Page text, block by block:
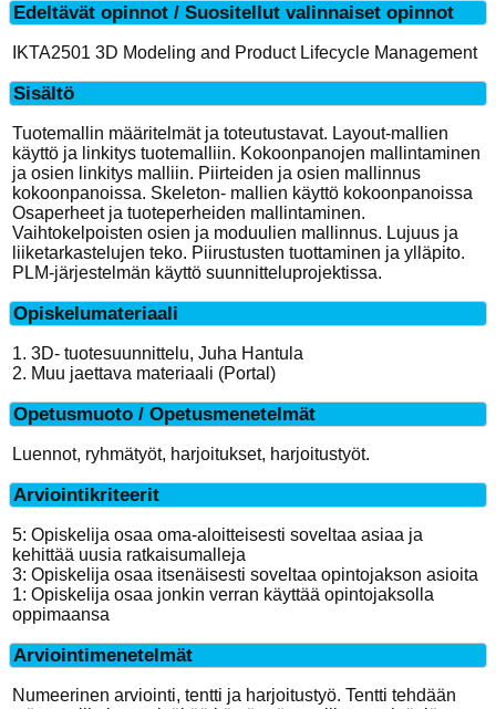
Edeltävät opinnot / Suositellut valinnaiset opinnot
IKTA2501 3D Modeling and Product Lifecycle Management
Sisältö
Tuotemallin määritelmät ja toteutustavat. Layout-mallien
käyttö ja linkitys tuotemalliin. Kokoonpanojen mallintaminen
ja osien linkitys malliin. Piirteiden ja osien mallinnus
kokoonpanoissa. Skeleton- mallien käyttö kokoonpanoissa
Osaperheet ja tuoteperheiden mallintaminen.
Vaihtokelpoisten osien ja moduulien mallinnus. Lujuus ja
liiketarkastelujen teko. Piirustusten tuottaminen ja ylläpito.
PLM-järjestelmän käyttö suunnitteluprojektissa.
Opiskelumateriaali
1. 3D- tuotesuunnittelu, Juha Hantula
2. Muu jaettava materiaali (Portal)
Opetusmuoto / Opetusmenetelmät
Luennot, ryhmätyöt, harjoitukset, harjoitustyöt.
Arviointikriteerit
5: Opiskelija osaa oma-aloitteisesti soveltaa asiaa ja
kehittää uusia ratkaisumalleja
3: Opiskelija osaa itsenäisesti soveltaa opintojakson asioita
1: Opiskelija osaa jonkin verran käyttää opintojaksolla
oppimaansa
Arviointimenetelmät
Numeerinen arviointi, tentti ja harjoitustyö. Tentti tehdään